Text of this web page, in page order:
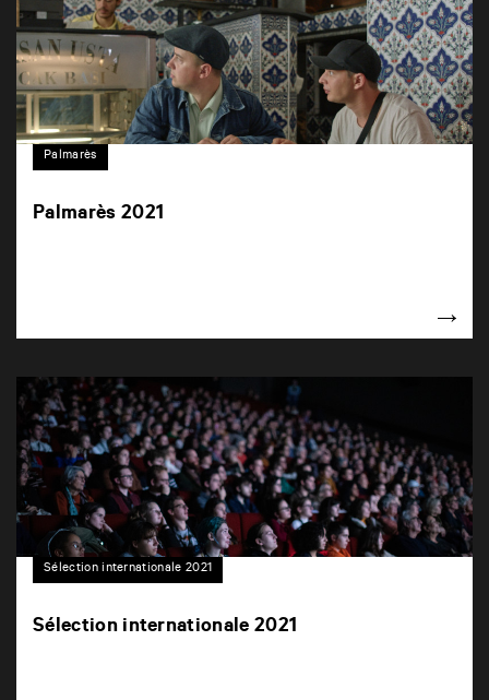
Palmarès
Palmarès 2021
Sélection internationale 2021
Sélection internationale 2021